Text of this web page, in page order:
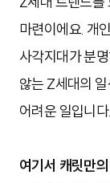
마련이에요. 개
사각지대가 분
않는 Z세대의
어려운 일입니다.
여기서 캐릿만